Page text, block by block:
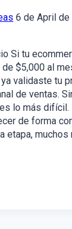
6 de April de
Si tu
$5,000 al
validaste tu
de ventas.
lo más difícil.
de forma
etapa,